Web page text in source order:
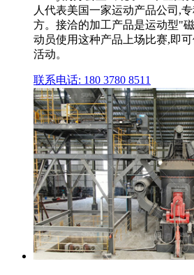
人代表美国一家运动产品公司,
方。接洽的加工产品是运动型"
动员使用这种产品上场比赛,即
活动。
联系电话: 180 3780 8511